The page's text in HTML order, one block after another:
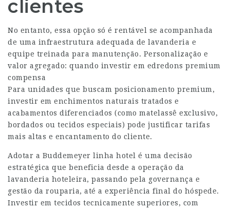
clientes
No entanto, essa opção só é rentável se acompanhada
de uma infraestrutura adequada de lavanderia e
equipe treinada para manutenção. Personalização e
valor agregado: quando investir em edredons premium
compensa
Para unidades que buscam posicionamento premium,
investir em enchimentos naturais tratados e
acabamentos diferenciados (como matelassê exclusivo,
bordados ou tecidos especiais) pode justificar tarifas
mais altas e encantamento do cliente.
Adotar a Buddemeyer linha hotel é uma decisão
estratégica que beneficia desde a operação da
lavanderia hoteleira, passando pela governança e
gestão da rouparia, até a experiência final do hóspede.
Investir em tecidos tecnicamente superiores, com